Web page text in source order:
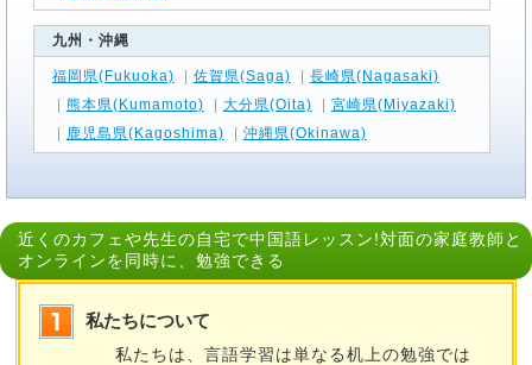
九州・沖縄
福岡県(Fukuoka) 佐賀県(Saga)
長崎県(Nagasaki)
熊本県(Kumamoto) 大分県(Oita)
宮崎県(Miyazaki)
鹿児島県(Kagoshima) 沖縄県(Okinawa)
近くのカフェや先生の自宅で中国語レッスン!対面の家庭教師と
オンラインを同時に、勉強できる
私たちについて
私たちは、言語学習は単なる机上の勉強では